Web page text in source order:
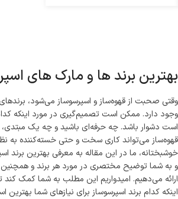
بهترین برند ها و مارک های
وقتی صحبت از قهوه‌ساز و اسپرسوساز می‌شود،
وجود دارد. ممکن است تصمیم‌گیری در مورد اینکه
است دشوار باشد. چه حرفه‌ای باشید و چه یک
قهوه‌ساز می‌تواند کاری سخت و حتی خسته‌کننده به
خوشبختانه، ما در این مقاله به معرفی بهترین برند
و به شما توضیح مختصری در مورد هر برند و همچنین
ارائه می‌دهیم. امیدواریم این مطلب به شما کمک کند
اینکه کدام برند اسپرسوساز برای نیازهای شما بهترین